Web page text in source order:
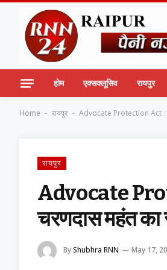
होम एक्सक्लूसिव रायपुर
Home - रायपुर - Advocate Protection Act :
रायपुर
Advocate
चरणदास महंत का
ByShubhra RNN May 17,